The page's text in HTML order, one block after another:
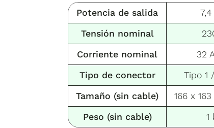
Potencia de salida
Tensión nominal
Corriente nominal
32
Tipo de conector
Tipo 1
Tamaño (sin cable) 166 x
Peso (sin cable) 1